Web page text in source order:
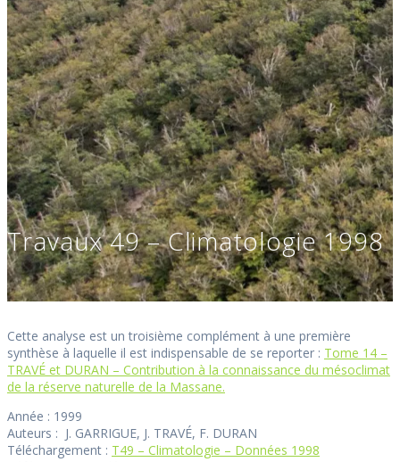
Travaux 49 – Climatologie 1998
Cette analyse est un troisième complément à une première
synthèse à laquelle il est indispensable de se reporter : Tome 14 –
TRAVÉ et DURAN – Contribution à la connaissance du mésoclimat
de la réserve naturelle de la Massane.
Année : 1999
Auteurs : J. GARRIGUE, J. TRAVÉ, F. DURAN
Téléchargement : T49 – Climatologie – Données 1998